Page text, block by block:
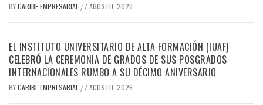
BYCARIBE EMPRESARIAL / 7 AGOSTO, 2026
EL INSTITUTO UNIVERSITARIO DE ALTA FORMACIÓN (IUAF)
CELEBRÓ LA CEREMONIA DE GRADOS DE SUS POSGRADOS
INTERNACIONALES RUMBO A SU DÉCIMO ANIVERSARIO
BYCARIBE EMPRESARIAL / 7 AGOSTO, 2026